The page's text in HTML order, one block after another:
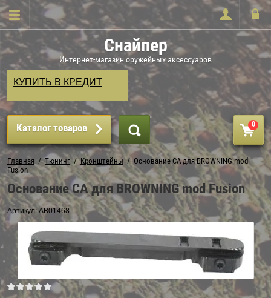
Снайпер
Интернет-магазин оружейных аксессуаров
КУПИТЬ В КРЕДИТ
Каталог товаров 0
Главная
  /
Тюнинг
  /
Кронштейны
  /  Основание СА для BROWNING mod
Fusion
Основание СА для BROWNING mod Fusion
Артикул: AB01468